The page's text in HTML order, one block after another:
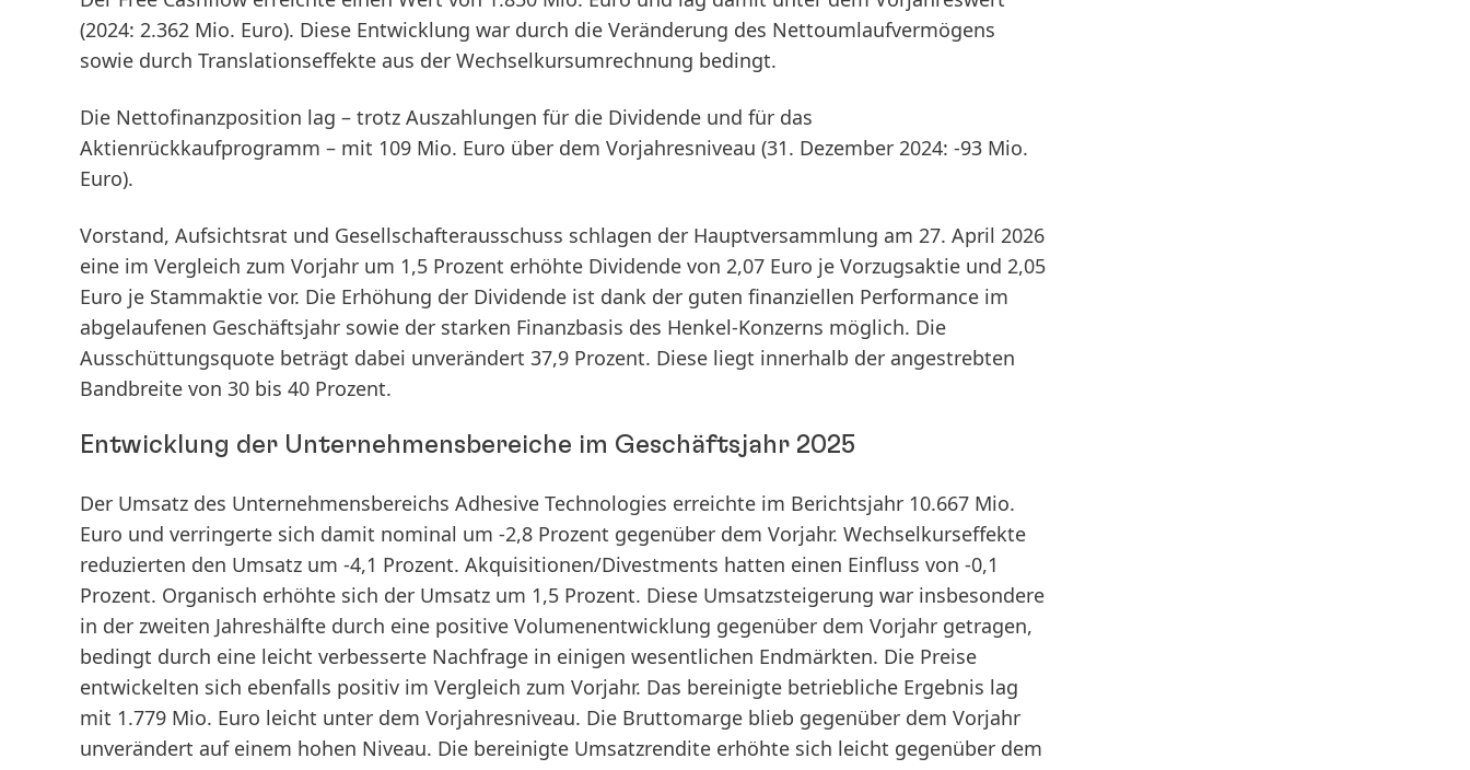
(2024: 2.362 Mio. Euro). Diese Entwicklung war durch die Veränderung des Nettoumlaufvermögens
sowie durch Translationseffekte aus der Wechselkursumrechnung bedingt.
Die Nettofinanzposition lag – trotz Auszahlungen für die Dividende und für das
Aktienrückkaufprogramm – mit 109 Mio. Euro über dem Vorjahresniveau (31. Dezember 2024: -93 Mio.
Euro).
Vorstand, Aufsichtsrat und Gesellschafterausschuss schlagen der Hauptversammlung am 27. April 2026
eine im Vergleich zum Vorjahr um 1,5 Prozent erhöhte Dividende von 2,07 Euro je Vorzugsaktie und 2,05
Euro je Stammaktie vor. Die Erhöhung der Dividende ist dank der guten finanziellen Performance im
abgelaufenen Geschäftsjahr sowie der starken Finanzbasis des Henkel-Konzerns möglich. Die
Ausschüttungsquote beträgt dabei unverändert 37,9 Prozent. Diese liegt innerhalb der angestrebten
Bandbreite von 30 bis 40 Prozent.
Entwicklung der Unternehmensbereiche im Geschäftsjahr 2025
Der Umsatz des Unternehmensbereichs Adhesive Technologies erreichte im Berichtsjahr 10.667 Mio.
Euro und verringerte sich damit nominal um -2,8 Prozent gegenüber dem Vorjahr. Wechselkurseffekte
reduzierten den Umsatz um -4,1 Prozent. Akquisitionen/Divestments hatten einen Einfluss von -0,1
Prozent. Organisch erhöhte sich der Umsatz um 1,5 Prozent. Diese Umsatzsteigerung war insbesondere
in der zweiten Jahreshälfte durch eine positive Volumenentwicklung gegenüber dem Vorjahr getragen,
bedingt durch eine leicht verbesserte Nachfrage in einigen wesentlichen Endmärkten. Die Preise
entwickelten sich ebenfalls positiv im Vergleich zum Vorjahr. Das bereinigte betriebliche Ergebnis lag
mit 1.779 Mio. Euro leicht unter dem Vorjahresniveau. Die Bruttomarge blieb gegenüber dem Vorjahr
unverändert auf einem hohen Niveau. Die bereinigte Umsatzrendite erhöhte sich leicht gegenüber dem